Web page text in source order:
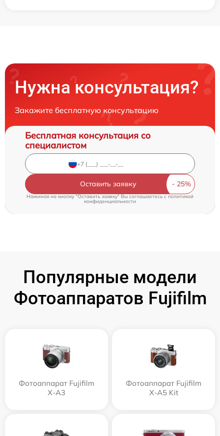
Нужна консультация?
Закажите бесплатную консультацию
Бесплатная консультация со
специалистом
Оставить заявку
Нажимая на кнопку "Оставить заявку" Вы соглашаетесь c политикой
конфиденциальности
Популярные модели
Фотоаппаратов Fujifilm
Фотоаппарат Fujifilm
X-A3
Фотоаппарат Fujifilm
X-A5 Kit